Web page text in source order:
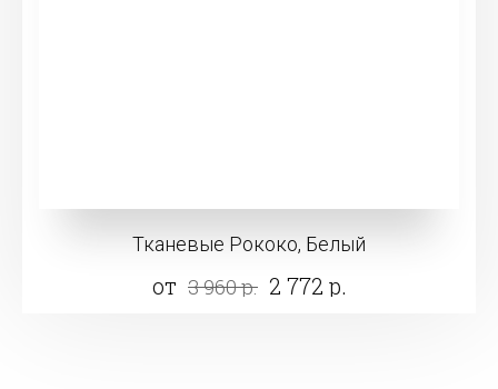
Тканевые Рококо, Белый
от 3 960 р. 2 772 р.